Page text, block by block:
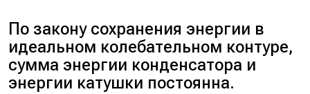
По закону сохранения энергии в
идеальном колебательном контуре,
сумма энергии конденсатора и
энергии катушки постоянна.